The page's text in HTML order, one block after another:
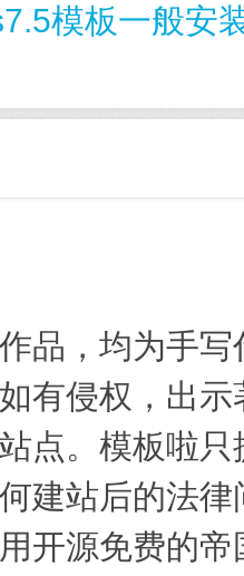
模板一般安
品，均为手
有侵权，出
点。模板啦
建站后的法
开源免费的